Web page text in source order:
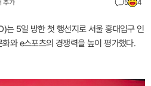
추가 5 4
는 5일 방한 첫 행선지로 서울 홍대입구 인
와 e스포츠의 경쟁력을 높이 평가했다.